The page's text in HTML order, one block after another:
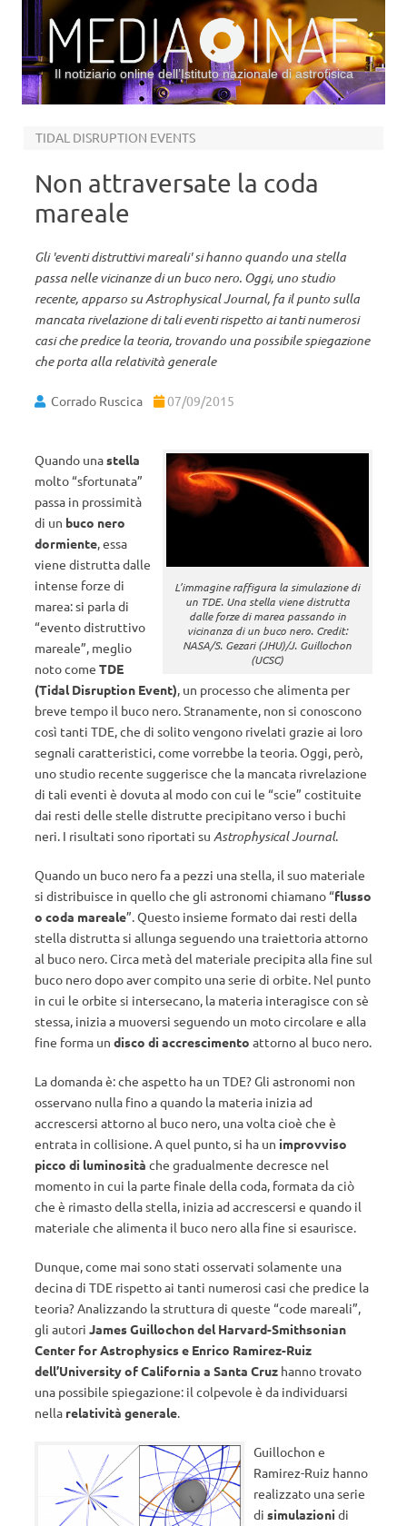
Il notiziario online dell’Istituto nazionale di astrofisica
TIDAL DISRUPTION EVENTS
Non attraversate la coda
mareale
Gli 'eventi distruttivi mareali' si hanno quando una stella
passa nelle vicinanze di un buco nero. Oggi, uno studio
recente, apparso su Astrophysical Journal, fa il punto sulla
mancata rivelazione di tali eventi rispetto ai tanti numerosi
casi che predice la teoria, trovando una possibile spiegazione
che porta alla relatività generale
Corrado Ruscica 07/09/2015
L’immagine raffigura la simulazione di
un TDE. Una stella viene distrutta
dalle forze di marea passando in
vicinanza di un buco nero. Credit:
NASA/S. Gezari (JHU)/J. Guillochon
(UCSC)
Quando unastella
molto “sfortunata”
passa in prossimità
di un buco nero
dormiente, essa
viene distrutta dalle
intense forze di
marea: si parla di
“evento distruttivo
mareale”, meglio
noto come TDE
(Tidal Disruption Event), un processo che alimenta per
breve tempo il buco nero. Stranamente, non si conoscono
così tanti TDE, che di solito vengono rivelati grazie ai loro
segnali caratteristici, come vorrebbe la teoria. Oggi, però,
uno studio recente suggerisce che la mancata rivrelazione
di tali eventi è dovuta al modo con cui le “scie” costituite
dai resti delle stelle distrutte precipitano verso i buchi
neri. I risultati sono riportati su Astrophysical Journal.
Quando un buco nero fa a pezzi una stella, il suo materiale
si distribuisce in quello che gli astronomi chiamano “flusso
o coda mareale”. Questo insieme formato dai resti della
stella distrutta si allunga seguendo una traiettoria attorno
al buco nero. Circa metà del materiale precipita alla fine sul
buco nero dopo aver compito una serie di orbite. Nel punto
in cui le orbite si intersecano, la materia interagisce con sè
stessa, inizia a muoversi seguendo un moto circolare e alla
fine forma un disco di accrescimento attorno al buco nero.
La domanda è: che aspetto ha un TDE? Gli astronomi non
osservano nulla fino a quando la materia inizia ad
accrescersi attorno al buco nero, una volta cioè che è
entrata in collisione. A quel punto, si ha un improvviso
picco di luminosità che gradualmente decresce nel
momento in cui la parte finale della coda, formata da ciò
che è rimasto della stella, inizia ad accrescersi e quando il
materiale che alimenta il buco nero alla fine si esaurisce.
Dunque, come mai sono stati osservati solamente una
decina di TDE rispetto ai tanti numerosi casi che predice la
teoria? Analizzando la struttura di queste “code mareali”,
gli autori James Guillochon del Harvard-Smithsonian
Center for Astrophysics e Enrico Ramirez-Ruiz
dell’University of California a Santa Cruz hanno trovato
una possibile spiegazione: il colpevole è da individuarsi
nella relatività generale.
Guillochon e
Ramirez-Ruiz hanno
realizzato una serie
disimulazioni di